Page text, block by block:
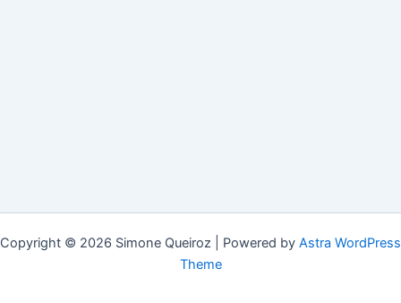
Copyright © 2026 Simone Queiroz | Powered by Astra WordPress
Theme